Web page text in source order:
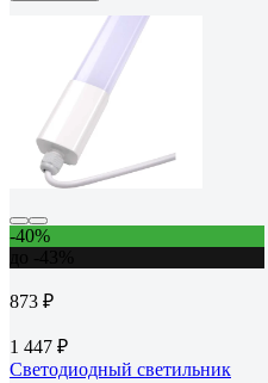
-40%
873 ₽
1 447 ₽
Светодиодный светильник